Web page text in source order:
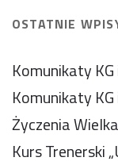
OSTATNIE
Komunikaty
Komunikaty
Życzenia
Kurs Trenerski